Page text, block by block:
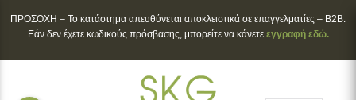
ΠΡΟΣΟΧΗ – To κατάστημα απευθύνεται αποκλειστικά σε επαγγελματίες – B2B.
Εάν δεν έχετε κωδικούς πρόσβασης, μπορείτε να κάνετε εγγραφή εδώ.